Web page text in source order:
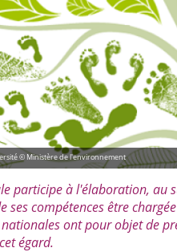
© Ministère de l'environnement
participe à l'élaboration, au
ses compétences être
ont pour objet de
égard.